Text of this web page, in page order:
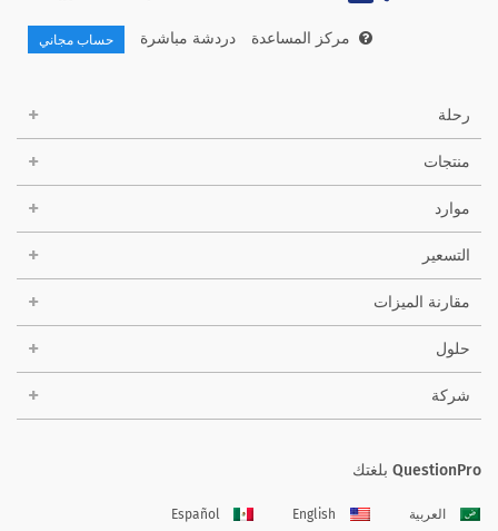
مركز المساعدة دردشة مباشرة حساب مجاني
رحلة
منتجات
موارد
التسعير
مقارنة الميزات
حلول
شركة
QuestionPro بلغتك
العربية English
Español